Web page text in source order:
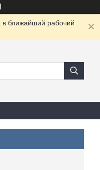
в ближайший рабочий